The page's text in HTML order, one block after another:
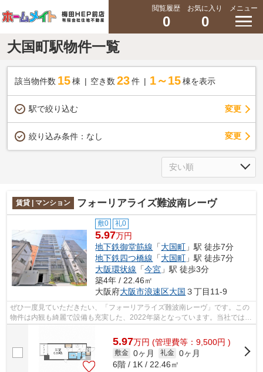
閲覧履歴
0
お気に入り
0
メニュー
大国町駅物件一覧
該当物件数 15棟 空き数 23 件 1～15 棟を表示
駅で絞り込む 変更
絞り込み条件： なし 変更
賃貸 | マンション フォーリアライズ難波南レーヴ
敷0 礼0
5.97万円
地下鉄御堂筋線 「大国町 」駅 徒歩7分
地下鉄四つ橋線 「大国町 」駅 徒歩7分
大阪環状線 「今宮 」駅 徒歩3分
築4年 / 22.46㎡
大阪府大阪市浪速区大国 ３丁目11-9
ぜひ一度見ていただきたい、「フォーリアライズ難波南レーヴ」です。この
物件は内観も綺麗で設備も充実した、2022年築となっています。当社では地
5.97万円 (管理費等：9,500円 )
敷金 0ヶ月 礼金 0ヶ月
6階 / 1K / 22.46㎡